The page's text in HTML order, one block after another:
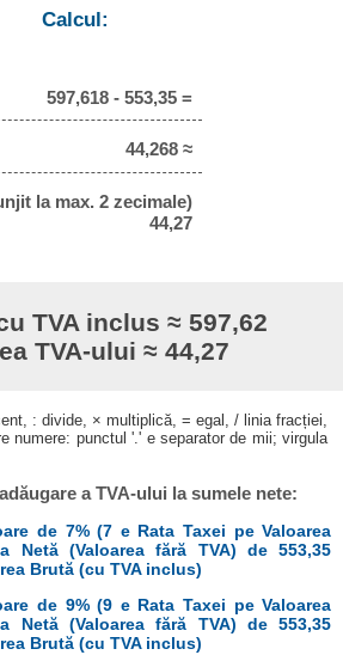
Calcul:
597,618 - 553,35 =
44,268 ≈
la max. 2 zecimale)
44,27
TVA inclus ≈ 597,62
TVA-ului ≈ 44,27
: divide, × multiplică, = egal, / linia fracției,
numere: punctul '.' e separator de mii; virgula
a TVA-ului la sumele nete:
de 7% (7 e Rata Taxei pe Valoarea
Netă (Valoarea fără TVA) de 553,35
Brută (cu TVA inclus)
de 9% (9 e Rata Taxei pe Valoarea
Netă (Valoarea fără TVA) de 553,35
Brută (cu TVA inclus)